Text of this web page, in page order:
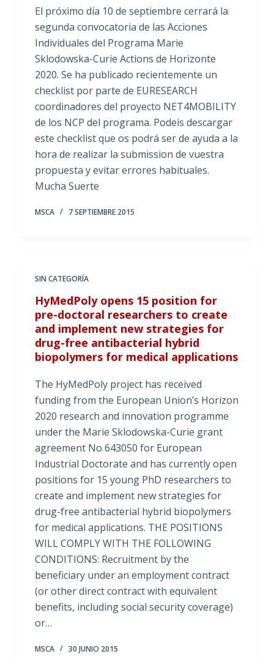
El próximo día 10 de septiembre cerrará la
segunda convocatoria de las Acciones
Individuales del Programa Marie
Sklodowska-Curie Actions de Horizonte
2020. Se ha publicado recientemente un
checklist por parte de EURESEARCH
coordinadores del proyecto NET4MOBILITY
de los NCP del programa. Podeis descargar
este checklist que os podrá ser de ayuda a la
hora de realizar la submission de vuestra
propuesta y evitar errores habituales.
Mucha Suerte
MSCA 7 SEPTIEMBRE 2015
SIN CATEGORÍA
HyMedPoly opens 15 position for
pre-doctoral researchers to create
and implement new strategies for
drug-free antibacterial hybrid
biopolymers for medical applications
The HyMedPoly project has received
funding from the European Union’s Horizon
2020 research and innovation programme
under the Marie Sklodowska-Curie grant
agreement No 643050 for European
Industrial Doctorate and has currently open
positions for 15 young PhD researchers to
create and implement new strategies for
drug-free antibacterial hybrid biopolymers
for medical applications. THE POSITIONS
WILL COMPLY WITH THE FOLLOWING
CONDITIONS: Recruitment by the
beneficiary under an employment contract
(or other direct contract with equivalent
benefits, including social security coverage)
or…
MSCA 30 JUNIO 2015